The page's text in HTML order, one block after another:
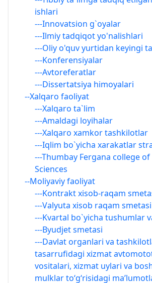
ishlari
---Innovatsion g`oyalar
---Ilmiy tadqiqot yo'nalishlari
---Oliy o'quv yurtidan keyingi
---Konferensiyalar
---Avtoreferatlar
---Dissertatsiya himoyalari
--Xalqaro faoliyat
---Xalqaro ta`lim
---Amaldagi loyihalar
---Xalqaro xamkor tashkilotlar
---Iqlim bo`yicha xarakatlar
---Thumbay Fergana college
Sciences
--Moliyaviy faoliyat
---Kontrakt xisob-raqam
---Valyuta xisob raqam smetasi
---Kvartal bo`yicha tushumlar
---Byudjet smetasi
---Davlat organlari va
tasarrufidagi xizmat
vositalari, xizmat uylari va
mulklar to‘g‘risidagi